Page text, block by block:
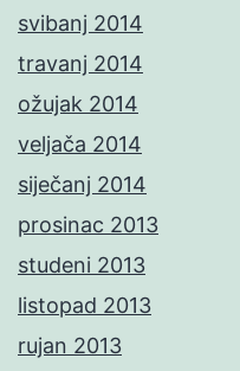
svibanj 2014
travanj 2014
ožujak 2014
veljača 2014
siječanj 2014
prosinac 2013
studeni 2013
listopad 2013
rujan 2013